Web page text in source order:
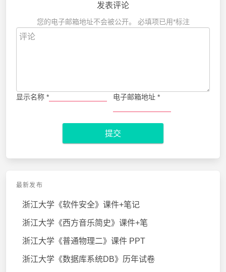
发表评论
您的电子邮箱地址不会被公开。 必填项已用*标注
显示名称 * 电子邮箱地址 *
提交
最新发布
浙江大学《软件安全》课件+笔记
浙江大学《西方音乐简史》课件+笔
浙江大学《普通物理二》课件 PPT
浙江大学《数据库系统DB》历年试卷